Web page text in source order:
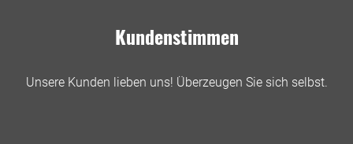
Kundenstimmen
Unsere Kunden lieben uns! Überzeugen Sie sich selbst.